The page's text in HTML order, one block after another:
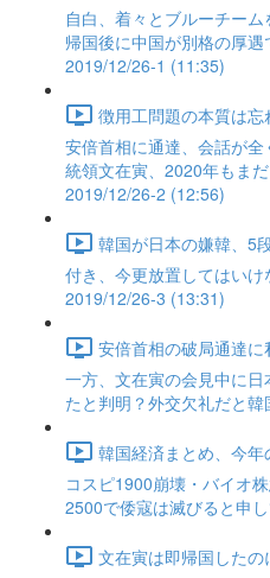
自白、着々とブルーチー
帰国後に中国が別格の厚
2019/12/26-1 (11:35)
徴用工問題の本質は
安倍首相に通達、会話が
統領文在寅、2020年もま
2019/12/26-2 (12:56)
韓国が日本の嫌韓、5
付き、今更放置してはい
2019/12/26-3 (13:31)
安倍首相の破局通達
一方、文在寅の会見中に
たと判明？外交欠礼だと
韓国経済まとめ、今年
コスピ1900崩壊・バイオ
2500で倭寇は滅びると申
文在寅は即帰国した